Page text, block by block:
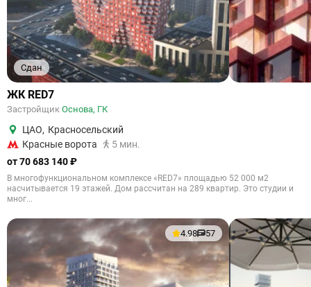
Сдан
ЖК RED7
Застройщик Основа, ГК
ЦАО, Красносельский
Красные ворота
5 мин.
от 70 683 140 ₽
В многофункциональном комплексе «RED7» площадью 52 000 м2
насчитывается 19 этажей. Дом рассчитан на 289 квартир. Это студии и
мног...
4.98 57